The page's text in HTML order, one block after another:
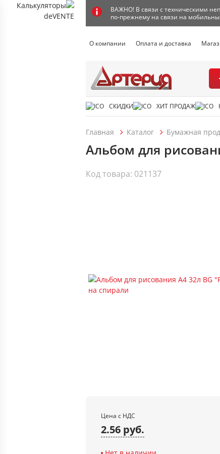
ВАЖНО! В связи с техническими
по-прежнему на связи на
О компании Оплата и доставка
СКИДКИ ХИТ ПРОДАЖ
Главная Каталог Бумажная
Альбом для
Код товара: 021137
Цена с НДС
2.56 руб.